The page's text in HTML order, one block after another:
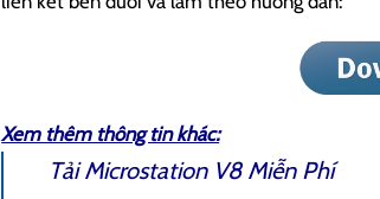
Xem thêm thông tin khác:
TảiMicrostation V8Miễn Phí